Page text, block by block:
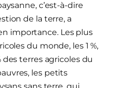
c’est-à-dire
de la terre, a
importance. Les plus
du monde, les 1 %,
terres agricoles du
les petits